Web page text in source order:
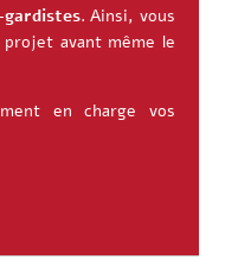
. Ainsi, vous
avant même le
en charge vos